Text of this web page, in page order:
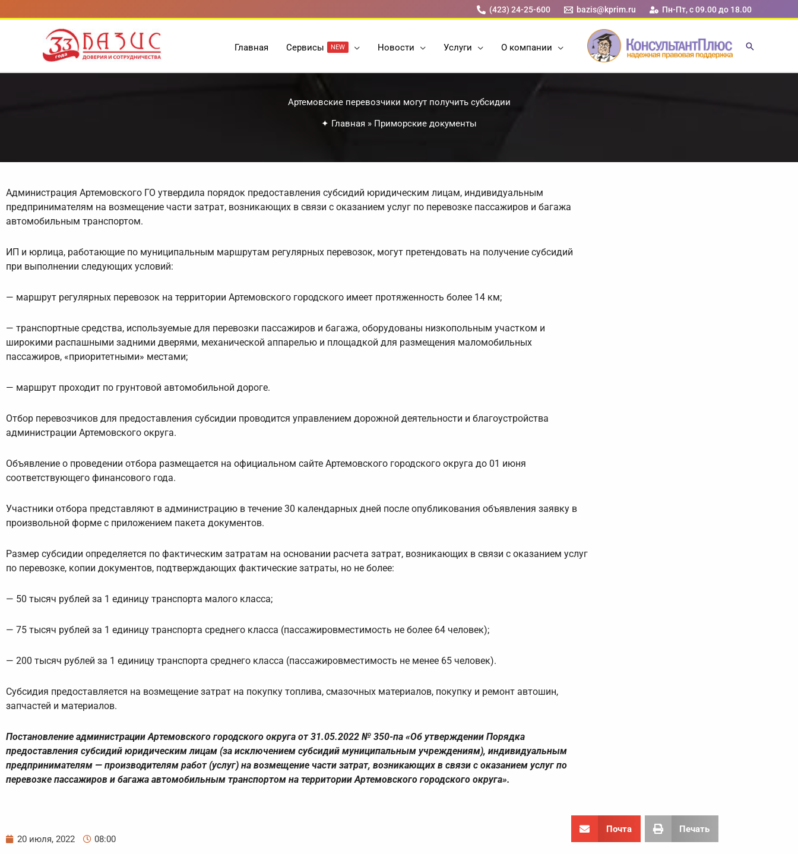
к
содержимому
(423) 24-25-600 bazis@kprim.ru Пн-Пт, с 09.00 до 18.00
Главная Cервисы NEW Новости Услуги О компании
Артемовские перевозчики могут получить субсидии
✦ Главная » Приморские документы
Администрация Артемовского ГО утвердила порядок предоставления субсидий юридическим лицам, индивидуальным
предпринимателям на возмещение части затрат, возникающих в связи с оказанием услуг по перевозке пассажиров и багажа
автомобильным транспортом.
ИП и юрлица, работающие по муниципальным маршрутам регулярных перевозок, могут претендовать на получение субсидий
при выполнении следующих условий:
— маршрут регулярных перевозок на территории Артемовского городского имеет протяженность более 14 км;
— транспортные средства, используемые для перевозки пассажиров и багажа, оборудованы низкопольным участком и
широкими распашными задними дверями, механической аппарелью и площадкой для размещения маломобильных
пассажиров, «приоритетными» местами;
— маршрут проходит по грунтовой автомобильной дороге.
Отбор перевозчиков для предоставления субсидии проводится управлением дорожной деятельности и благоустройства
администрации Артемовского округа.
Объявление о проведении отбора размещается на официальном сайте Артемовского городского округа до 01 июня
соответствующего финансового года.
Участники отбора представляют в администрацию в течение 30 календарных дней после опубликования объявления заявку в
произвольной форме с приложением пакета документов.
Размер субсидии определяется по фактическим затратам на основании расчета затрат, возникающих в связи с оказанием услуг
по перевозке, копии документов, подтверждающих фактические затраты, но не более:
— 50 тысяч рублей за 1 единицу транспорта малого класса;
— 75 тысяч рублей за 1 единицу транспорта среднего класса (пассажировместимость не более 64 человек);
— 200 тысяч рублей за 1 единицу транспорта среднего класса (пассажировместимость не менее 65 человек).
Субсидия предоставляется на возмещение затрат на покупку топлива, смазочных материалов, покупку и ремонт автошин,
запчастей и материалов.
Постановление администрации Артемовского городского округа от 31.05.2022 № 350-па «Об утверждении Порядка
предоставления субсидий юридическим лицам (за исключением субсидий муниципальным учреждениям), индивидуальным
предпринимателям — производителям работ (услуг) на возмещение части затрат, возникающих в связи с оказанием услуг по
перевозке пассажиров и багажа автомобильным транспортом на территории Артемовского городского округа».
20 июля, 2022 08:00
Почта Печать